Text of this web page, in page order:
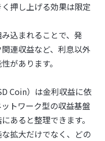
押し上げる効果は限定
込まれることで、発
連収益など、利息以外
があります。
Coin）は金利収益に依
トワーク型の収益基盤
あると整理できます。
拡大だけでなく、どの